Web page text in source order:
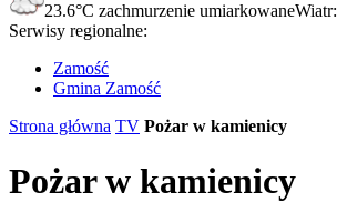
23.6°C zachmurzenie umiarkowaneWiatr:
Serwisy regionalne:
Zamość
Gmina Zamość
Strona główna TV Pożar w kamienicy
Pożar w kamienicy